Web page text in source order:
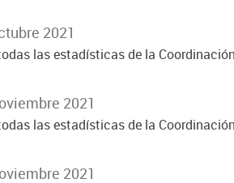
2021
las estadísticas de la
2021
las estadísticas de la
2021